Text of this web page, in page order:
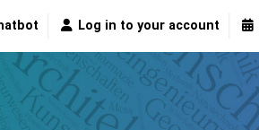
Log in to your account